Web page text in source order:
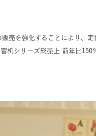
売を強化することにより、定
机シリーズ総売上 前年比150